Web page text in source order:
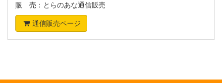
販 売：とらのあな通信販売
通信販売ページ